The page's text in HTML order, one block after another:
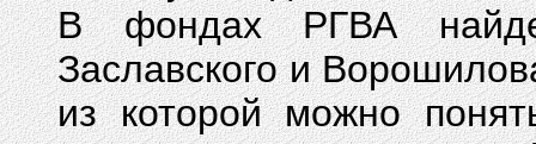
В фондах РГВА
Заславского и
из которой можно